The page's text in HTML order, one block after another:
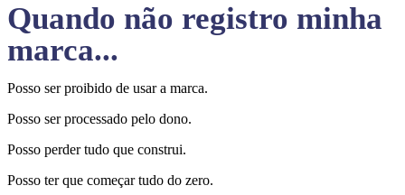
Quando não registro minha
marca...
Posso ser proibido de usar a marca.
Posso ser processado pelo dono.
Posso perder tudo que construi.
Posso ter que começar tudo do zero.